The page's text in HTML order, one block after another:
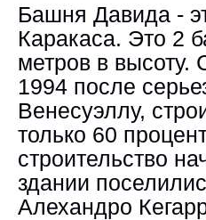
Башня Давида -
Каракаса. Это 2
метров в высоту.
1994 после
Венесуэллу,
только 60
строительство
здании
Алехандро